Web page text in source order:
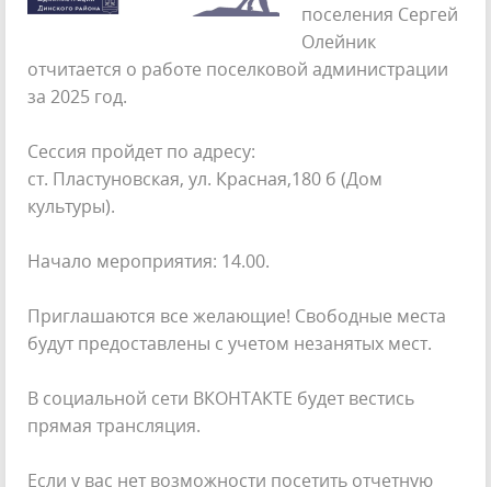
поселения Сергей
Олейник
отчитается о работе поселковой администрации
за 2025 год.
Сессия пройдет по адресу:
ст. Пластуновская, ул. Красная,180 б (Дом
культуры).
Начало мероприятия: 14.00.
Приглашаются все желающие! Свободные места
будут предоставлены с учетом незанятых мест.
В социальной сети ВКОНТАКТЕ будет вестись
прямая трансляция.
Если у вас нет возможности посетить отчетную